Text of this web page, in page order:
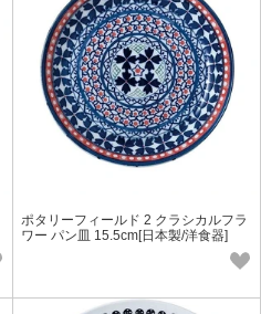
ポタリーフィールド 2 クラシカルフラ
ワー パン皿 15.5cm[日本製/洋食器]